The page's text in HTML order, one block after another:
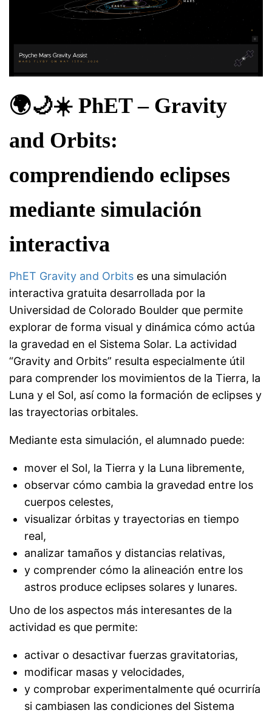
🌍🌙☀️ PhET – Gravity
and Orbits:
comprendiendo eclipses
mediante simulación
interactiva
PhET Gravity and Orbits es una simulación
interactiva gratuita desarrollada por la
Universidad de Colorado Boulder que permite
explorar de forma visual y dinámica cómo actúa
la gravedad en el Sistema Solar. La actividad
“Gravity and Orbits” resulta especialmente útil
para comprender los movimientos de la Tierra, la
Luna y el Sol, así como la formación de eclipses y
las trayectorias orbitales.
Mediante esta simulación, el alumnado puede:
mover el Sol, la Tierra y la Luna libremente,
observar cómo cambia la gravedad entre los
cuerpos celestes,
visualizar órbitas y trayectorias en tiempo
real,
analizar tamaños y distancias relativas,
y comprender cómo la alineación entre los
astros produce eclipses solares y lunares.
Uno de los aspectos más interesantes de la
actividad es que permite:
activar o desactivar fuerzas gravitatorias,
modificar masas y velocidades,
y comprobar experimentalmente qué ocurriría
si cambiasen las condiciones del Sistema